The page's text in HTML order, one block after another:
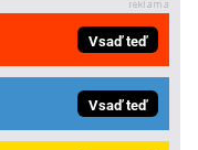
Vsaď teď
Vsaď teď